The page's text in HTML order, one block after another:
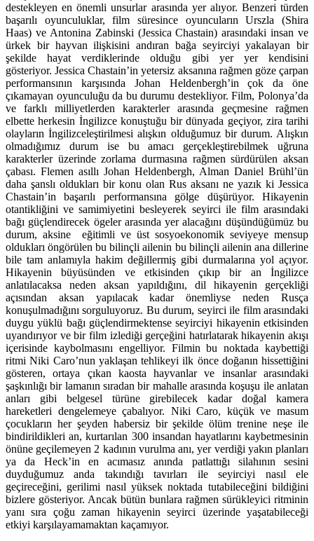
destekleyen en önemli unsurlar arasında yer alıyor. Benzeri türden
başarılı oyunculuklar, film süresince oyuncuların Urszla (Shira
Haas) ve Antonina Zabinski (Jessica Chastain) arasındaki insan ve
ürkek bir hayvan ilişkisini andıran bağa seyirciyi yakalayan bir
şekilde hayat verdiklerinde olduğu gibi yer yer kendisini
gösteriyor. Jessica Chastain’in yetersiz aksanına rağmen göze çarpan
performansının karşısında Johan Heldenbergh’in çok da öne
çıkamayan oyunculuğu da bu durumu destekliyor. Film, Polonya’da
ve farklı milliyetlerden karakterler arasında geçmesine rağmen
elbette herkesin İngilizce konuştuğu bir dünyada geçiyor, zira tarihi
olayların İngilizceleştirilmesi alışkın olduğumuz bir durum. Alışkın
olmadığımız durum ise bu amacı gerçekleştirebilmek uğruna
karakterler üzerinde zorlama durmasına rağmen sürdürülen aksan
çabası. Flemen asıllı Johan Heldenbergh, Alman Daniel Brühl’ün
daha şanslı oldukları bir konu olan Rus aksanı ne yazık ki Jessica
Chastain’in başarılı performansına gölge düşürüyor. Hikayenin
otantikliğini ve samimiyetini besleyerek seyirci ile film arasındaki
bağı güçlendirecek ögeler arasında yer alacağını düşündüğümüz bu
durum, aksine eğitimli ve üst sosyoekonomik seviyeye mensup
oldukları öngörülen bu bilinçli ailenin bu bilinçli ailenin ana dillerine
bile tam anlamıyla hakim değillermiş gibi durmalarına yol açıyor.
Hikayenin büyüsünden ve etkisinden çıkıp bir an İngilizce
anlatılacaksa neden aksan yapıldığını, dil hikayenin gerçekliği
açısından aksan yapılacak kadar önemliyse neden Rusça
konuşulmadığını sorguluyoruz. Bu durum, seyirci ile film arasındaki
duygu yüklü bağı güçlendirmektense seyirciyi hikayenin etkisinden
uyandırıyor ve bir film izlediği gerçeğini hatırlatarak hikayenin akışı
içerisinde kaybolmasını engelliyor. Filmin bu noktada kaybettiği
ritmi Niki Caro’nun yaklaşan tehlikeyi ilk önce doğanın hissettiğini
gösteren, ortaya çıkan kaosta hayvanlar ve insanlar arasındaki
şaşkınlığı bir lamanın sıradan bir mahalle arasında koşuşu ile anlatan
anları gibi belgesel türüne girebilecek kadar doğal kamera
hareketleri dengelemeye çabalıyor. Niki Caro, küçük ve masum
çocukların her şeyden habersiz bir şekilde ölüm trenine neşe ile
bindirildikleri an, kurtarılan 300 insandan hayatlarını kaybetmesinin
önüne geçilemeyen 2 kadının vurulma anı, yer verdiği yakın planları
ya da Heck’in en acımasız anında patlattığı silahının sesini
duyduğumuz anda takındığı tavırları ile seyirciyi nasıl ele
geçireceğini, gerilimi nasıl yüksek noktada tutabileceğini bildiğini
bizlere gösteriyor. Ancak bütün bunlara rağmen sürükleyici ritminin
yanı sıra çoğu zaman hikayenin seyirci üzerinde yaşatabileceği
etkiyi karşılayamamaktan kaçamıyor.